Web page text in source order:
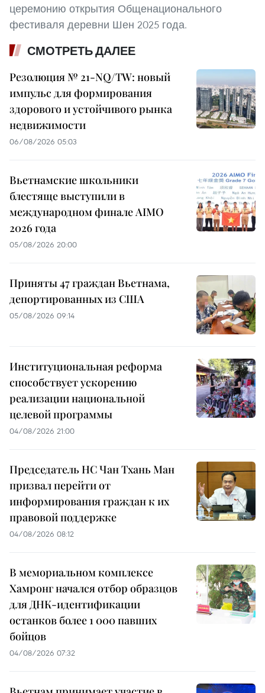
церемонию открытия Общенационального
фестиваля деревни Шен 2025 года.
СМОТРЕТЬ ДАЛЕЕ
Резолюция № 21-NQ/TW: новый
импульс для формирования
здорового и устойчивого рынка
недвижимости
06/08/2026 05:03
Вьетнамские школьники
блестяще выступили в
международном финале AIMO
2026 года
05/08/2026 20:00
Приняты 47 граждан Вьетнама,
депортированных из США
05/08/2026 09:14
Институциональная реформа
способствует ускорению
реализации национальной
целевой программы
04/08/2026 21:00
Председатель НС Чан Тхань Ман
призвал перейти от
информирования граждан к их
правовой поддержке
04/08/2026 08:12
В мемориальном комплексе
Хамронг начался отбор образцов
для ДНК-идентификации
останков более 1 000 павших
бойцов
04/08/2026 07:32